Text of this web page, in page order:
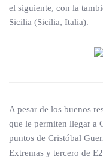
el siguiente, con la
Sicilia (Sicília, Italia).
A pesar de los buenos
que le permiten llegar a
puntos de Cristóbal
Extremas y tercero de